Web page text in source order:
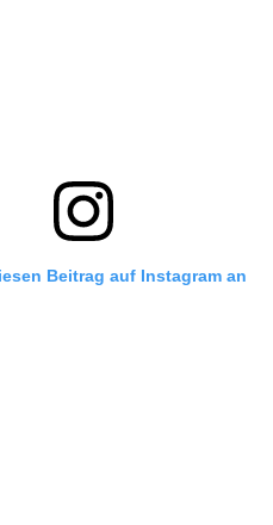
Beitrag auf Instagram an